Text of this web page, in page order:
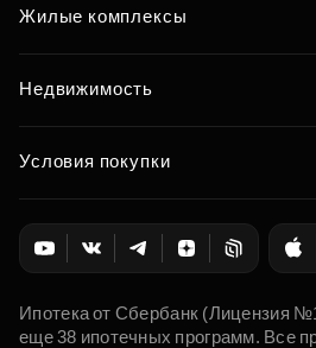
Жилые комплексы
Недвижимость
Условия покупки
Ипотека от Сбербанк (Лицензия
еще 38 ипотечных программ. Все